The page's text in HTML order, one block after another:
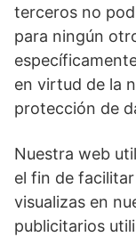
terceros no
para ningún
en virtud de la
protección de
Nuestra web
el fin de
visualizas en
publicitarios